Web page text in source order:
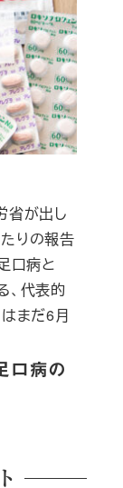
口病の
省が出し
りの報告
口病と
、代表的
まだ6月